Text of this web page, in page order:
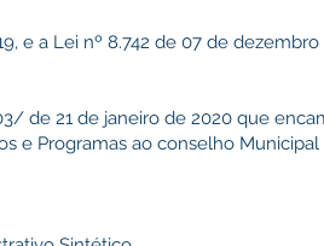
e a Lei nº 8.742 de 07 de
de 21 de janeiro de 2020 que
e Programas ao conselho Municipal